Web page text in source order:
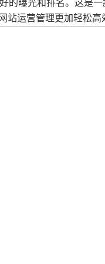
的曝光和排名。这是
运营管理更加轻松高